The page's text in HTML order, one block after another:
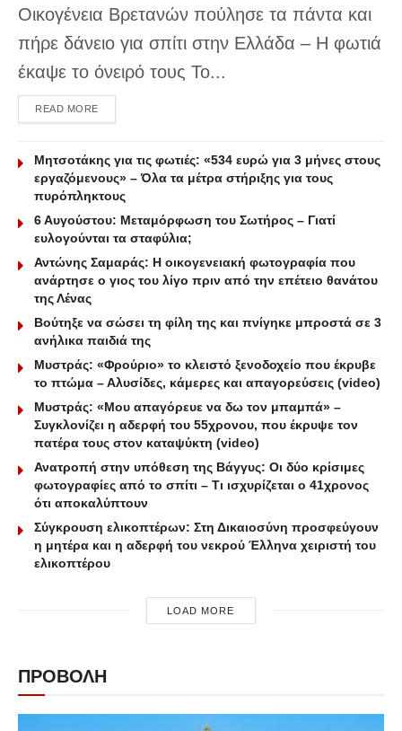
Οικογένεια Βρετανών πούλησε τα πάντα και
πήρε δάνειο για σπίτι στην Ελλάδα – Η φωτιά
έκαψε το όνειρό τους Το...
READ MOREDETAILS
Μητσοτάκης για τις φωτιές: «534 ευρώ για 3 μήνες στους
εργαζόμενους» – Όλα τα μέτρα στήριξης για τους
πυρόπληκτους
6 Αυγούστου: Μεταμόρφωση του Σωτήρος – Γιατί
ευλογούνται τα σταφύλια;
Αντώνης Σαμαράς: Η οικογενειακή φωτογραφία που
ανάρτησε ο γιος του λίγο πριν από την επέτειο θανάτου
της Λένας
Βούτηξε να σώσει τη φίλη της και πνίγηκε μπροστά σε 3
ανήλικα παιδιά της
Μυστράς: «Φρούριο» το κλειστό ξενοδοχείο που έκρυβε
το πτώμα – Αλυσίδες, κάμερες και απαγορεύσεις (video)
Μυστράς: «Μου απαγόρευε να δω τον μπαμπά» –
Συγκλονίζει η αδερφή του 55χρονου, που έκρυψε τον
πατέρα τους στον καταψύκτη (video)
Ανατροπή στην υπόθεση της Βάγγυς: Οι δύο κρίσιμες
φωτογραφίες από το σπίτι – Τι ισχυρίζεται ο 41χρονος
ότι αποκαλύπτουν
Σύγκρουση ελικοπτέρων: Στη Δικαιοσύνη προσφεύγουν
η μητέρα και η αδερφή του νεκρού Έλληνα χειριστή του
ελικοπτέρου
LOAD MORE
ΠΡΟΒΟΛΗ